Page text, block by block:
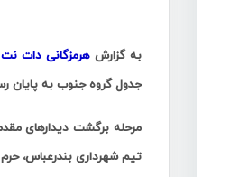
به گزارشهرمزگانی دات نت
جدول گروه جنوب به پایان
تیم شهرداری بندرعباس،